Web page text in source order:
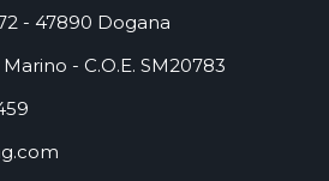
- 47890 Dogana
- C.O.E. SM20783